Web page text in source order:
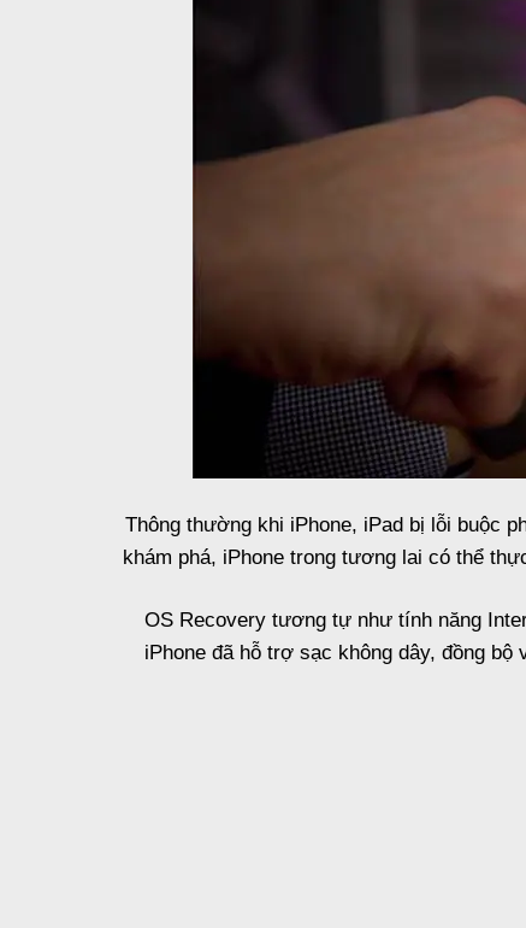
Thông thường khi iPhone, iPad bị lỗi buộc
khám phá, iPhone trong tương lai có thể
OS Recovery tương tự như tính năng
iPhone đã hỗ trợ sạc không dây, đồng